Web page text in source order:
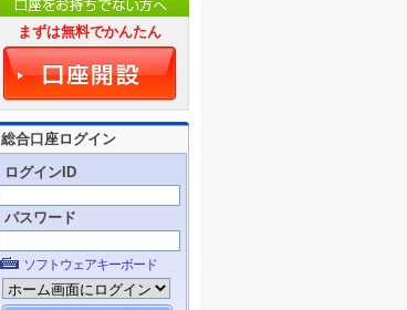
まずは無料でかんたん
総合口座ログイン
ログインID
パスワード
ソフトウェアキーボード